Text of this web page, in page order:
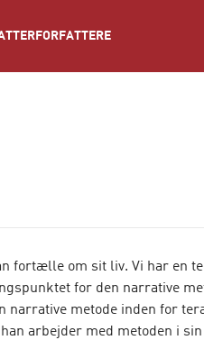
FORFATTERE
fortælle om sit liv. Vi har en
for den narrative
narrative metode inden for
arbejder med metoden i sin